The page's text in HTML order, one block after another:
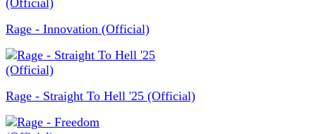
Rage - Innovation (Official)
Rage - Straight To Hell '25 (Official)